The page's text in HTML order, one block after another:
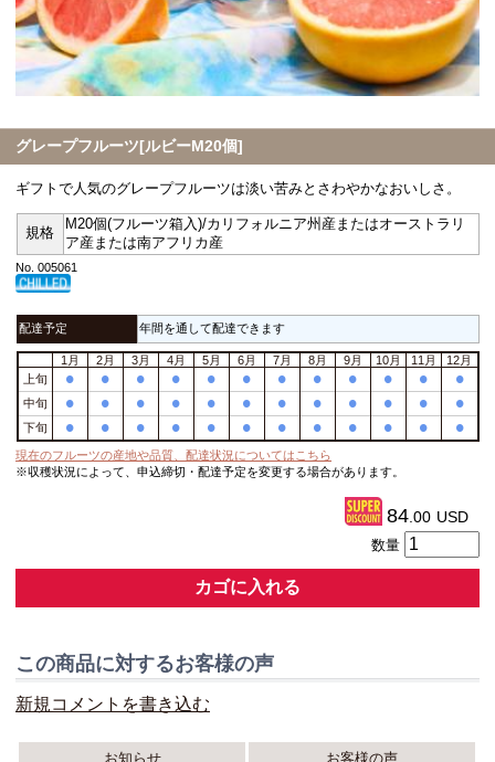
グレープフルーツ[ルビーM20個]
ギフトで人気のグレープフルーツは淡い苦みとさわやかなおいしさ。
規格
M20個(フルーツ箱入)/カリフォルニア州産またはオーストラリ
ア産または南アフリカ産
No. 005061
配達予定 年間を通して配達できます
1月 2月 3月 4月 5月 6月 7月 8月 9月 10月 11月
12月
上旬
• • • • • • • • • • • •
中旬 • • • • • • • • • • • •
下旬 • • • • • • • • • • • •
現在のフルーツの産地や品質、配達状況についてはこちら
※収穫状況によって、申込締切・配達予定を変更する場合があります。
84.00 USD
数量
カゴに入れる
この商品に対するお客様の声
新規コメントを書き込む
お知らせ お客様の声